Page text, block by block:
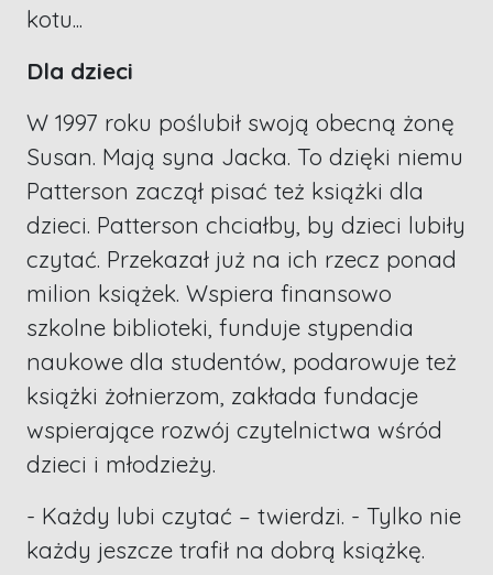
kotu...
Dla dzieci
W 1997 roku poślubił swoją obecną żonę
Susan. Mają syna Jacka. To dzięki niemu
Patterson zaczął pisać też książki dla
dzieci. Patterson chciałby, by dzieci lubiły
czytać. Przekazał już na ich rzecz ponad
milion książek. Wspiera finansowo
szkolne biblioteki, funduje stypendia
naukowe dla studentów, podarowuje też
książki żołnierzom, zakłada fundacje
wspierające rozwój czytelnictwa wśród
dzieci i młodzieży.
- Każdy lubi czytać – twierdzi. - Tylko nie
każdy jeszcze trafił na dobrą książkę.